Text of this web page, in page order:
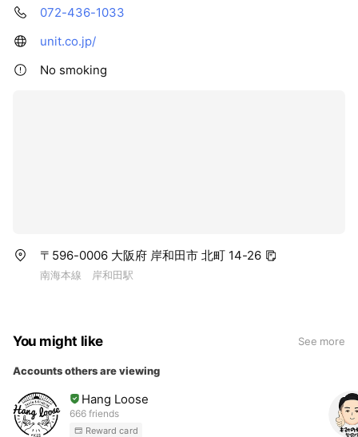
072-436-1033
unit.co.jp/
No smoking
〒596-0006 大阪府 岸和田市 北町 14-26
南海本線 岸和田駅
You might like See more
Accounts others are viewing
Hang Loose
666 friends
Reward card